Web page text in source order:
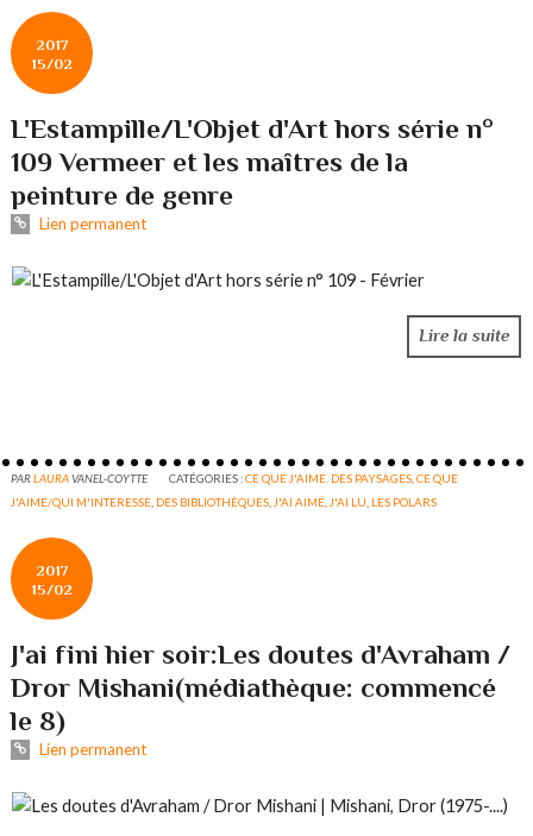
2017
15/02
L'Estampille/L'Objet d'Art hors série n°
109 Vermeer et les maîtres de la
peinture de genre
Lien permanent
Lire la suite
PARLAURAVANEL-COYTTE CATÉGORIES :CE QUE J'AIME. DES PAYSAGES ,CE QUE
J'AIME/QUI M'INTERESSE DES BIBLIOTHÈQUES J'AI AIMÉ J'AI LU LES POLARS
2017
15/02
J'ai fini hier soir:Les doutes d'Avraham /
Dror Mishani(médiathèque: commencé
le 8)
Lien permanent